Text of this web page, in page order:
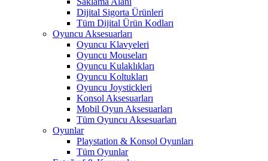
Dijital Sigorta Ürünleri
Tüm Dijital Ürün Kodları
Oyuncu Aksesuarları
Oyuncu Klavyeleri
Oyuncu Mouseları
Oyuncu Kulaklıkları
Oyuncu Koltukları
Oyuncu Joystickleri
Konsol Aksesuarları
Mobil Oyun Aksesuarları
Tüm Oyuncu Aksesuarları
Oyunlar
Playstation & Konsol Oyunları
Tüm Oyunlar